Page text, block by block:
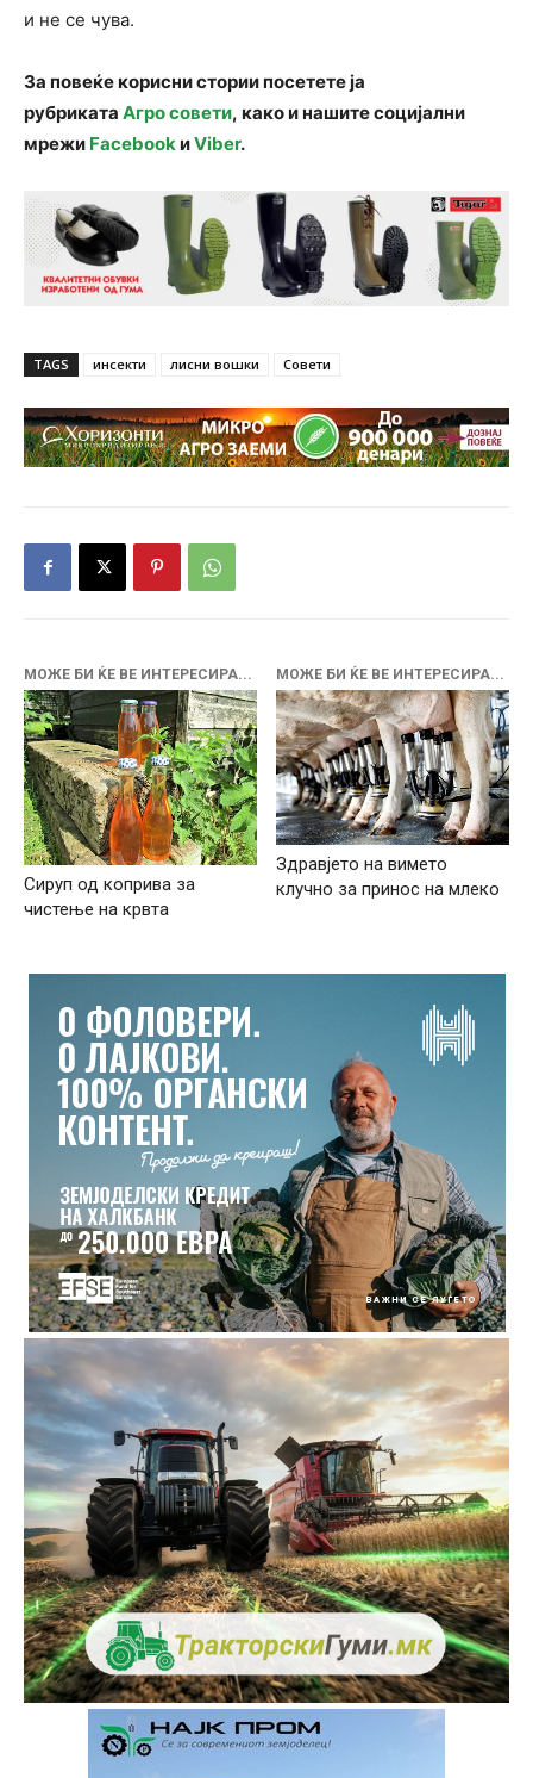
и не се чува.
За повеќе корисни стории посетете ја
рубриката Агро совети, како и нашите социјални
мрежи Facebook иViber.
TAGS инсекти лисни вошки Совети
МОЖЕ БИ ЌЕ ВЕ ИНТЕРЕСИРА...
Сируп од коприва за
чистење на крвта
МОЖЕ БИ ЌЕ ВЕ ИНТЕРЕСИРА...
Здравјето на вимето
клучно за принос на млеко